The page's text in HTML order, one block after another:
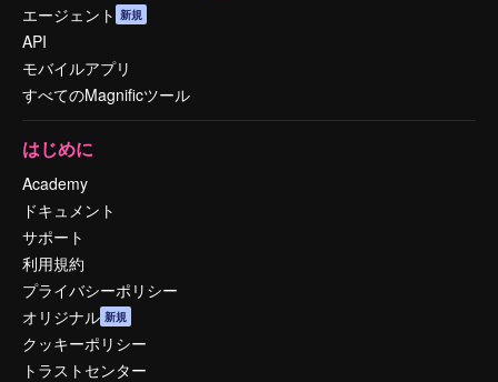
エージェント 新規
API
モバイルアプリ
すべてのMagnificツール
はじめに
Academy
ドキュメント
サポート
利用規約
プライバシーポリシー
オリジナル 新規
クッキーポリシー
トラストセンター